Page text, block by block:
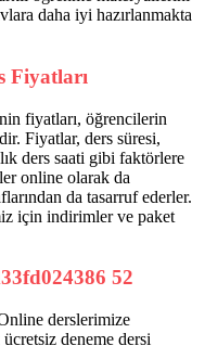
daha iyi hazırlanmakta
Fiyatları
fiyatları, öğrencilerin
Fiyatlar, ders süresi,
ders saati gibi faktörlere
online olarak da
da tasarruf ederler.
için indirimler ve paket
derslerimize
deneme dersi